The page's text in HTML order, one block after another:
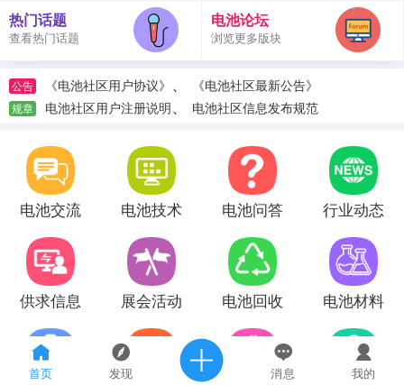
首页 发现 消息 我的
热门话题
查看热门话题
电池论坛
浏览更多版块
公告 《电池社区用户协议》 、 《电池社区最新公告》
规章 电池社区用户注册说明、 电池社区信息发布规范
电池交流 电池技术 电池问答 行业动态
供求信息 展会活动 电池回收 电池材料